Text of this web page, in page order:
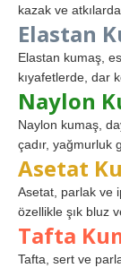
kazak ve atkılarda
Elastan
Elastan kumaş,
kıyafetlerde, dar
Naylon
Naylon kumaş,
çadır, yağmurluk
Asetat
Asetat, parlak ve
özellikle şık bluz
Tafta
Tafta, sert ve